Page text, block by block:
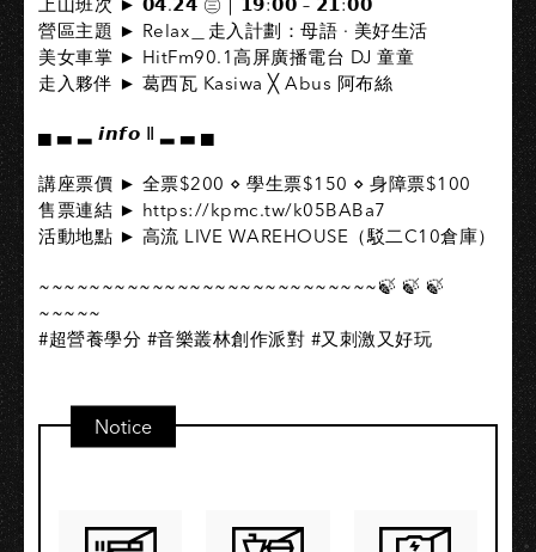
營區主題​ ► Relax＿走入計劃：母語 · 美好生活
美女車掌 ► HitFm90.1高屏廣播電台 DJ 童童
走入夥伴 ► 葛西瓦 Kasiwa ╳ Abus 阿布絲
▄ ▃ ▂ 𝙞𝙣𝙛𝙤 Ⅱ ▂ ▃ ▄
講座票價 ► 全票$200 ⋄ 學生票$150 ⋄ 身障票$100
售票連結 ► https://kpmc.tw/k05BABa7
活動地點 ► 高流 LIVE WAREHOUSE（駁二C10倉庫）
~~~~~~~~~~~~~~~~~~~~~~~~~~~🍃 🍃 🍃
~~~~~
#超營養學分 #音樂叢林創作派對 #又刺激又好玩
Notice